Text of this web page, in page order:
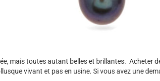
mais toutes autant belles et brillantes. Acheter
vivant et pas en usine. Si vous avez une